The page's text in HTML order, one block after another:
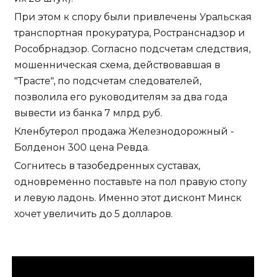
При этом к спору были привлечены Уральская
транспортная прокуратура, Ространснадзор и
Рособрнадзор. Согласно подсчетам следствия,
мошенническая схема, действовавшая в
"Трасте", по подсчетам следователей,
позволила его руководителям за два года
вывести из банка 7 млрд руб.
Кленбутерол продажа Железнодорожный -
Болденон 300 цена Ревда.
Согнитесь в тазобедренных суставах,
одновременно поставьте на пол правую стопу
и левую ладонь. Именно этот дисконт Минск
хочет увеличить до 5 долларов.